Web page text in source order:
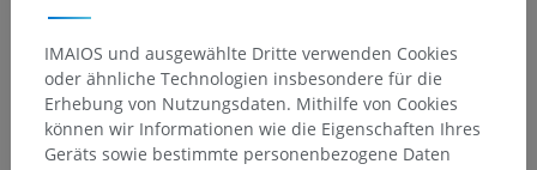
IMAIOS und ausgewählte Dritte verwenden Cookies
oder ähnliche Technologien insbesondere für die
Erhebung von Nutzungsdaten. Mithilfe von Cookies
können wir Informationen wie die Eigenschaften Ihres
Geräts sowie bestimmte personenbezogene Daten